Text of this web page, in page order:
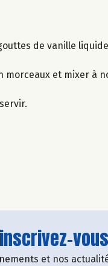
de vanille
et mixer à
et nos